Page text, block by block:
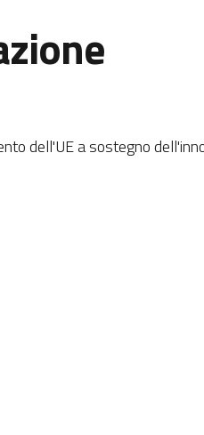
dell'UE a sostegno